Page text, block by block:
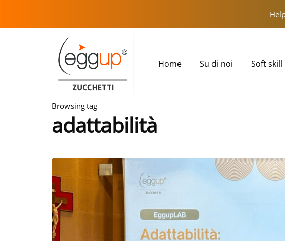
Home Su di noi Soft skill
Browsing tag
adattabilità